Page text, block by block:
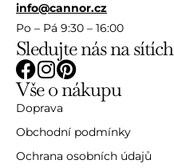
info@cannor.cz
Po – Pá 9:30 – 16:00
Sledujte nás na sítích
Vše o nákupu
Doprava
Obchodní podmínky
Ochrana osobních údajů